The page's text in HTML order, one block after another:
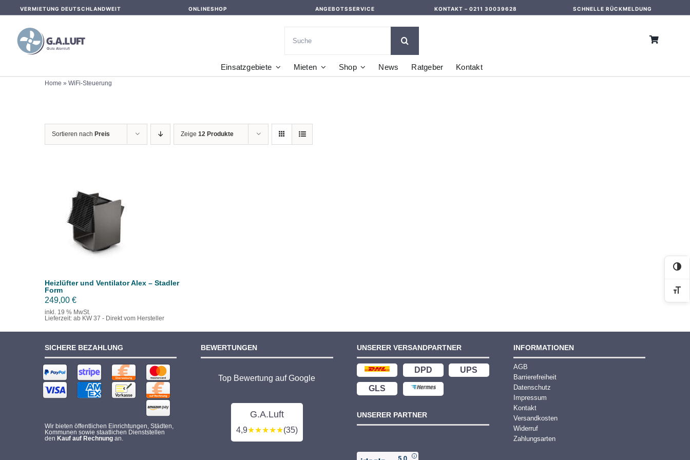
content
VERMIETUNG DEUTSCHLANDWEIT ONLINESHOP ANGEBOTSSERVICE KONTAKT – 0211 30039628 SCHNELLE RÜCKMELDUNG
nach:
Einsatzgebiete Mieten Shop News Ratgeber Kontakt
Home » WiFi-Steuerung
Sortieren nach Preis Zeige 12 Produkte
IN DEN WARENKORB
/
DETAILS
Heizlüfter und Ventilator Alex – Stadler
Form
249,00 €
inkl. 19 % MwSt.
Lieferzeit: ab KW 37 - Direkt vom Hersteller
SICHERE BEZAHLUNG
Wir bieten öffentlichen Einrichtungen, Städten,
Kommunen sowie staatlichen Dienststellen
den Kauf auf Rechnungan.
BEWERTUNGEN
Top Bewertung auf Google
G.A.Luft
4,9★★★★★(35)
UNSERER VERSANDPARTNER
DPD UPS
GLS
UNSERER PARTNER
INFORMATIONEN
AGB
Barrierefreiheit
Datenschutz
Impressum
Kontakt
Versandkosten
Widerruf
Zahlungsarten